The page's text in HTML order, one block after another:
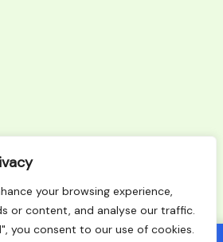
your browsing experience,
or content, and analyse our traffic.
you consent to our use of cookies.